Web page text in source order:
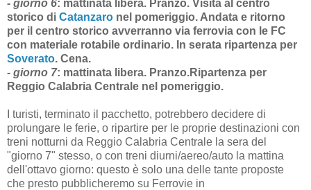
- giorno 6: mattinata libera. Pranzo. Visita al centro
storico di Catanzaro nel pomeriggio. Andata e ritorno
per il centro storico avverranno via ferrovia con le FC
con materiale rotabile ordinario. In serata ripartenza per
Soverato. Cena.
- giorno 7: mattinata libera. Pranzo.Ripartenza per
Reggio Calabria Centrale nel pomeriggio.
I turisti, terminato il pacchetto, potrebbero decidere di
prolungare le ferie, o ripartire per le proprie destinazioni con
treni notturni da Reggio Calabria Centrale la sera del
"giorno 7" stesso, o con treni diurni/aereo/auto la mattina
dell'ottavo giorno: questo è solo una delle tante proposte
che presto pubblicheremo su Ferrovie in